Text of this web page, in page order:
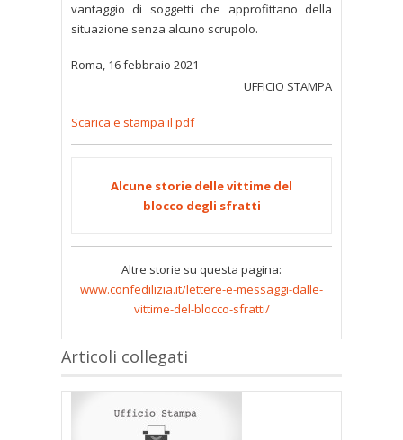
vantaggio di soggetti che approfittano della
situazione senza alcuno scrupolo.
Roma, 16 febbraio 2021
UFFICIO STAMPA
Scarica e stampa il pdf
Alcune storie delle vittime del
blocco degli sfratti
Altre storie su questa pagina:
www.confedilizia.it/lettere-e-messaggi-dalle-
vittime-del-blocco-sfratti/
Articoli collegati